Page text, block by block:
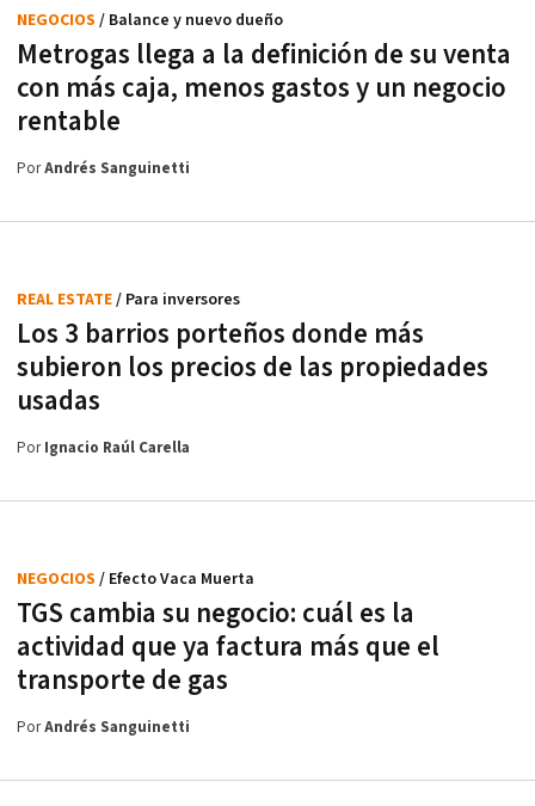
Metrogas llega a la definición de su venta
con más caja, menos gastos y un negocio
rentable
NEGOCIOS / Balance y nuevo dueño
PorAndrés Sanguinetti
Los 3 barrios porteños donde más
subieron los precios de las propiedades
usadas
REAL ESTATE/ Para inversores
PorIgnacio Raúl Carella
TGS cambia su negocio: cuál es la
actividad que ya factura más que el
transporte de gas
NEGOCIOS / Efecto Vaca Muerta
PorAndrés Sanguinetti